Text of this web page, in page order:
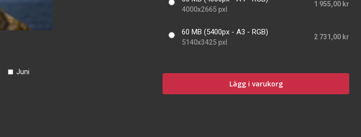
Juni
4000x2665 pxl
1 955,00 kr
60 MB (5400px - A3 - RGB)
5140x3425 pxl
2 731,00 kr
Lägg i varukorg